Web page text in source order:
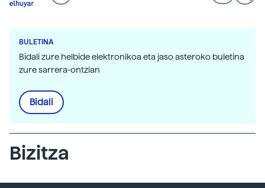
BULETINA
Bidali zure helbide elektronikoa eta jaso asteroko buletina
zure sarrera-ontzian
Bidali
Bizitza